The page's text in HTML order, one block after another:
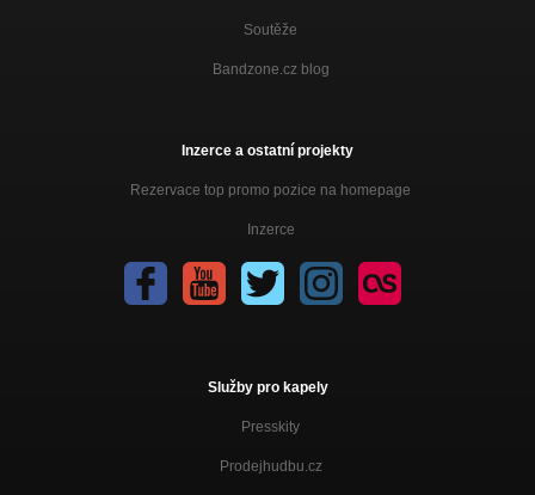
Soutěže
Bandzone.cz blog
Inzerce a ostatní projekty
Rezervace top promo pozice na homepage
Inzerce
Služby pro kapely
Presskity
Prodejhudbu.cz